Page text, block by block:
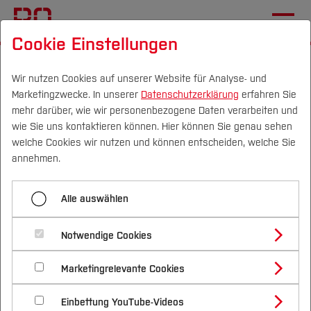
Campus Personen DE|EN Quicklinks
Studium
Studienangebote
Bachelorstudiengänge
Masterstudiengänge
Vor dem Studium
Bewerben & Einschreiben
Bewerbungsportal
Im Studium
Studienbüros und Prüfungen
Nach dem Studium
Forschung & Transfer
Profil
Forschungs- und Transferprofil
Schwerpunkte (FuT)
Beratung & Förderung
Nachhaltigkeit
Nachhaltigkeit studieren
International
Erster Platz beim IEEE EMC
Student Contest
12.05.2026
Drei Bachelor-Studierende der
Elektrotechnik der Hochschule
Bochum ausgezeichnet.
Cookie Einstellungen
Wir nutzen Cookies auf unserer Website für Analyse- und
Marketingzwecke. In unserer Datenschutzerklärung erfahren Sie
mehr darüber, wie wir personenbezogene Daten verarbeiten und
wie Sie uns kontaktieren können. Hier können Sie genau sehen
welche Cookies wir nutzen und können entscheiden, welche Sie
annehmen.
Alle auswählen
Notwendige Cookies
Marketingrelevante Cookies
Einbettung YouTube-Videos